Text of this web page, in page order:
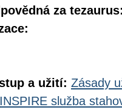
za
a užití: Zásady
INSPIRE služba